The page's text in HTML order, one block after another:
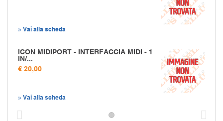
» Vai alla scheda
ICON MIDIPORT - INTERFACCIA MIDI - 1
IN/...
€ 20,00
» Vai alla scheda